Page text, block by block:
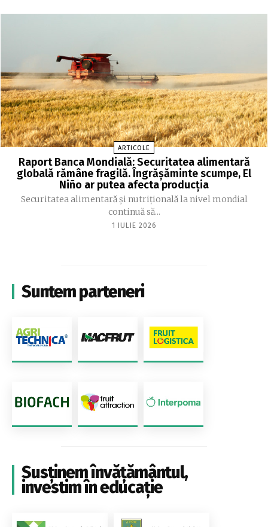
ARTICOLE
Raport Banca Mondială: Securitatea alimentară
globală rămâne fragilă. Îngrășăminte scumpe, El
Niño ar putea afecta producția
Securitatea alimentară și nutrițională la nivel mondial
continuă să...
1 IULIE 2026
Suntem parteneri
Susținem învățământul,
investim în educație